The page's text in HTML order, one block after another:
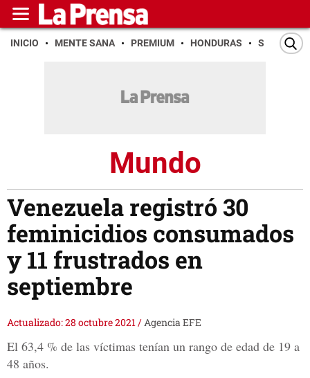
INICIO MENTE SANA PREMIUM HONDURAS SAN PEDRO
Mundo
Venezuela registró 30
feminicidios consumados
y 11 frustrados en
septiembre
Actualizado: 28 octubre 2021/Agencia EFE
El 63,4 % de las víctimas tenían un rango de edad de 19 a
48 años.